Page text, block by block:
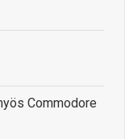
Commodore